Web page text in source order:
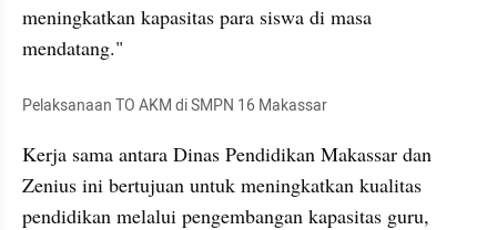
meningkatkan kapasitas para siswa di masa
mendatang."
Pelaksanaan TO AKM di SMPN 16 Makassar
Kerja sama antara Dinas Pendidikan Makassar dan
Zenius ini bertujuan untuk meningkatkan kualitas
pendidikan melalui pengembangan kapasitas guru,